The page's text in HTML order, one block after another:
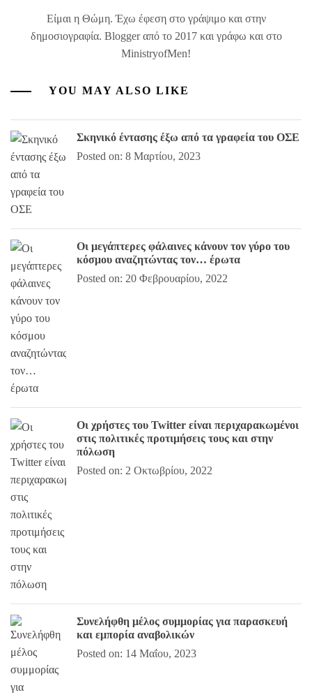
Είμαι η Θώμη. Έχω έφεση στο γράψιμο και στην
δημοσιογραφία. Blogger από το 2017 και γράφω και στο
MinistryofMen!
YOU MAY ALSO LIKE
Σκηνικό έντασης έξω από τα γραφεία του ΟΣΕ
Posted on: 8 Μαρτίου, 2023
Οι μεγάπτερες φάλαινες κάνουν τον γύρο του
κόσμου αναζητώντας τον… έρωτα
Posted on: 20 Φεβρουαρίου, 2022
Οι χρήστες του Twitter είναι περιχαρακωμένοι
στις πολιτικές προτιμήσεις τους και στην
πόλωση
Posted on: 2 Οκτωβρίου, 2022
Συνελήφθη μέλος συμμορίας για παρασκευή
και εμπορία αναβολικών
Posted on: 14 Μαΐου, 2023